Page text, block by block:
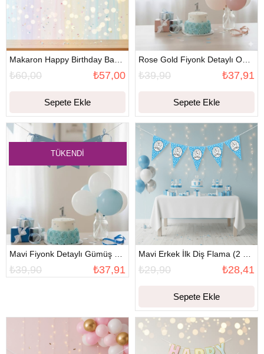
₺57,00
₺60,00
Sepete Ekle
₺37,91
₺39,90
Sepete Ekle
TÜKENDI
₺37,91
₺39,90 ₺28,41
₺29,90
Sepete Ekle